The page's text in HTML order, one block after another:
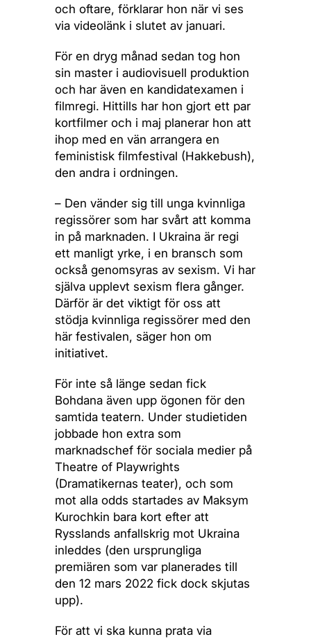
och oftare, förklarar hon när vi ses
via videolänk i slutet av januari.
För en dryg månad sedan tog hon
sin master i audiovisuell produktion
och har även en kandidatexamen i
filmregi. Hittills har hon gjort ett par
kortfilmer och i maj planerar hon att
ihop med en vän arrangera en
feministisk filmfestival (Hakkebush),
den andra i ordningen.
– Den vänder sig till unga kvinnliga
regissörer som har svårt att komma
in på marknaden. I Ukraina är regi
ett manligt yrke, i en bransch som
också genomsyras av sexism. Vi har
själva upplevt sexism flera gånger.
Därför är det viktigt för oss att
stödja kvinnliga regissörer med den
här festivalen, säger hon om
initiativet.
För inte så länge sedan fick
Bohdana även upp ögonen för den
samtida teatern. Under studietiden
jobbade hon extra som
marknadschef för sociala medier på
Theatre of Playwrights
(Dramatikernas teater), och som
mot alla odds startades av Maksym
Kurochkin bara kort efter att
Rysslands anfallskrig mot Ukraina
inleddes (den ursprungliga
premiären som var planerades till
den 12 mars 2022 fick dock skjutas
upp).
För att vi ska kunna prata via